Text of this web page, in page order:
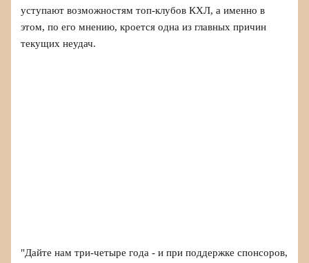
уступают возможностям топ-клубов КХЛ, а именно в
этом, по его мнению, кроется одна из главных причин
текущих неудач.
"Дайте нам три-четыре года - и при поддержке спонсоров,